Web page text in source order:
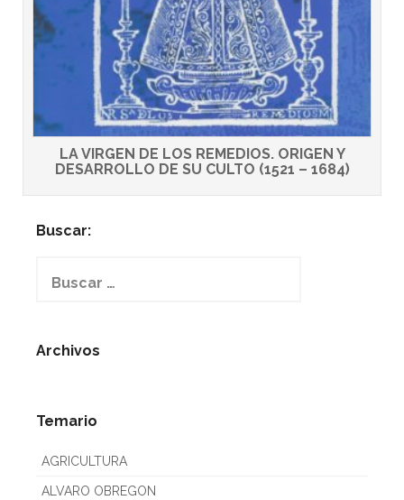
LA VIRGEN DE LOS REMEDIOS. ORIGEN Y
DESARROLLO DE SU CULTO (1521 – 1684)
Buscar:
Archivos
Temario
AGRICULTURA
ALVARO OBREGON